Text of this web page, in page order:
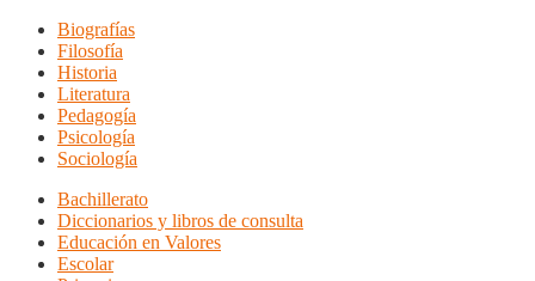
Biografías
Filosofía
Historia
Literatura
Pedagogía
Psicología
Sociología
Bachillerato
Diccionarios y libros de consulta
Educación en Valores
Escolar